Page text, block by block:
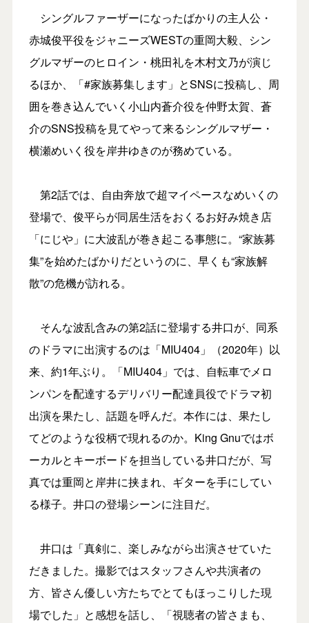
シングルファーザーになったばかりの主人公・
赤城俊平役をジャニーズWESTの重岡大毅、シン
グルマザーのヒロイン・桃田礼を木村文乃が演じ
るほか、「#家族募集します」とSNSに投稿し、周
囲を巻き込んでいく小山内蒼介役を仲野太賀、蒼
介のSNS投稿を見てやって来るシングルマザー・
横瀬めいく役を岸井ゆきのが務めている。
第2話では、自由奔放で超マイペースなめいくの
登場で、俊平らが同居生活をおくるお好み焼き店
「にじや」に大波乱が巻き起こる事態に。“家族募
集”を始めたばかりだというのに、早くも“家族解
散”の危機が訪れる。
そんな波乱含みの第2話に登場する井口が、同系
のドラマに出演するのは「MIU404」（2020年）以
来、約1年ぶり。「MIU404」では、自転車でメロ
ンパンを配達するデリバリー配達員役でドラマ初
出演を果たし、話題を呼んだ。本作には、果たし
てどのような役柄で現れるのか。King Gnuではボ
ーカルとキーボードを担当している井口だが、写
真では重岡と岸井に挟まれ、ギターを手にしてい
る様子。井口の登場シーンに注目だ。
井口は「真剣に、楽しみながら出演させていた
だきました。撮影ではスタッフさんや共演者の
方、皆さん優しい方たちでとてもほっこりした現
場でした」と感想を話し、「視聴者の皆さまも、